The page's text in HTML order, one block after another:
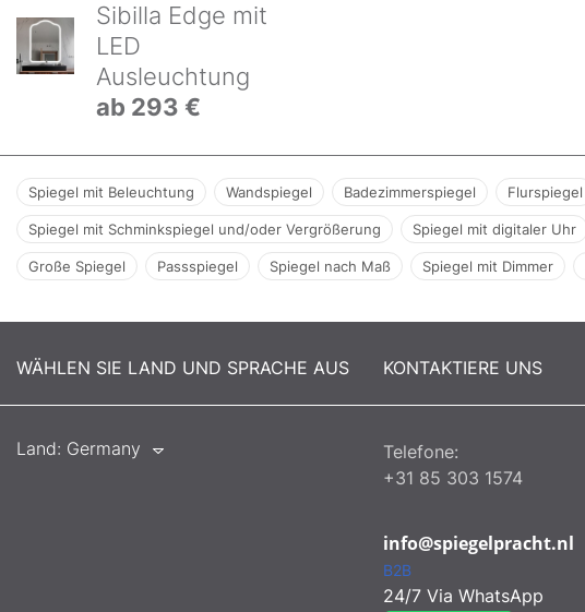
Sibilla Edge mit
LED
Ausleuchtung
ab 293 €
Spiegel mit Beleuchtung Wandspiegel Badezimmerspiegel Flurspiegel
Spiegel mit Schminkspiegel und/oder Vergrößerung Spiegel mit digitaler Uhr
Große Spiegel Passspiegel Spiegel nach Maß Spiegel mit Dimmer
WÄHLEN SIE LAND UND SPRACHE AUS
Land: Germany
KONTAKTIERE UNS
Telefone:
+31 85 303 1574
info@spiegelpracht.nl
B2B
24/7 Via WhatsApp